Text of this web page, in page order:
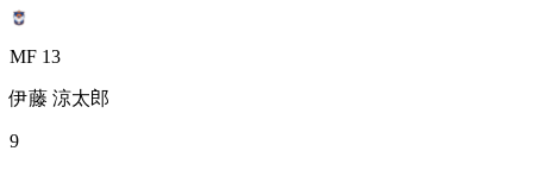
MF 13
伊藤 涼太郎
9